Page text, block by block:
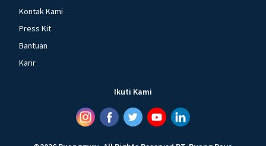
Kontak Kami
Press Kit
Bantuan
Karir
Ikuti Kami